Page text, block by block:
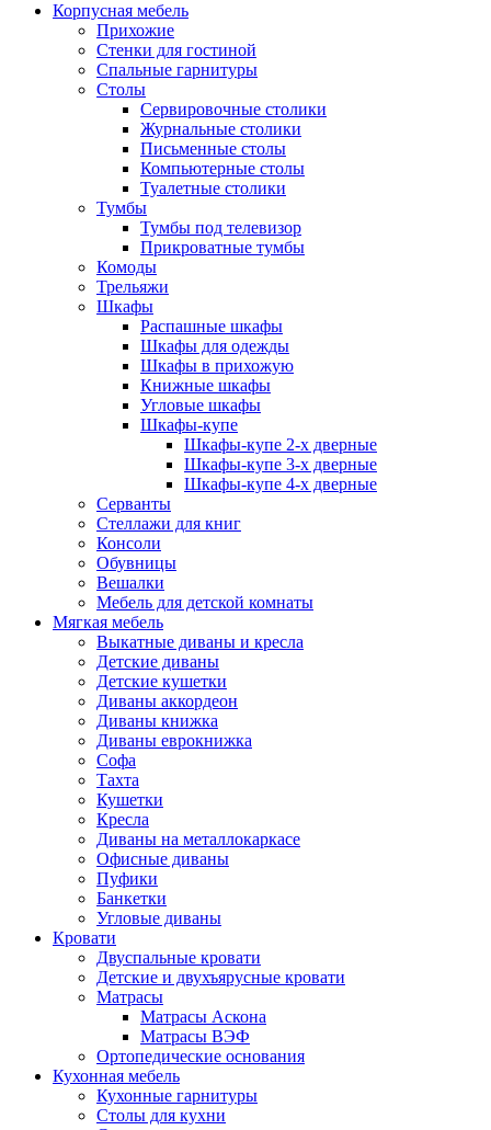
Корпусная мебель
Прихожие
Стенки для гостиной
Спальные гарнитуры
Столы
Сервировочные столики
Журнальные столики
Письменные столы
Компьютерные столы
Туалетные столики
Тумбы
Тумбы под телевизор
Прикроватные тумбы
Комоды
Трельяжи
Шкафы
Распашные шкафы
Шкафы для одежды
Шкафы в прихожую
Книжные шкафы
Угловые шкафы
Шкафы-купе
Шкафы-купе 2-x дверные
Шкафы-купе 3-х дверные
Шкафы-купе 4-х дверные
Серванты
Стеллажи для книг
Консоли
Обувницы
Вешалки
Мебель для детской комнаты
Мягкая мебель
Выкатные диваны и кресла
Детские диваны
Детские кушетки
Диваны аккордеон
Диваны книжка
Диваны еврокнижка
Софа
Тахта
Кушетки
Кресла
Диваны на металлокаркасе
Офисные диваны
Пуфики
Банкетки
Угловые диваны
Кровати
Двуспальные кровати
Детские и двухъярусные кровати
Матрасы
Матрасы Аскона
Матрасы ВЭФ
Ортопедические основания
Кухонная мебель
Кухонные гарнитуры
Столы для кухни